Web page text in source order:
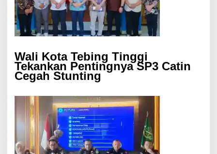
Wali Kota Tebing Tinggi
Tekankan Pentingnya SP3 Catin
Cegah Stunting